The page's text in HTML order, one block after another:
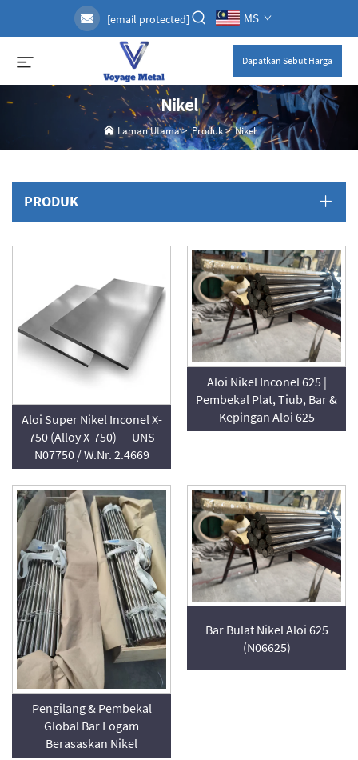
[email protected] MS
Dapatkan Sebut Harga
Nikel
Laman Utama>Produk>Nikel
PRODUK
Aloi Super Nikel Inconel X-
750 (Alloy X-750) — UNS
N07750 / W.Nr. 2.4669
Aloi Nikel Inconel 625 |
Pembekal Plat, Tiub, Bar &
Kepingan Aloi 625
Pengilang & Pembekal
Global Bar Logam
Berasaskan Nikel
Bar Bulat Nikel Aloi 625
(N06625)